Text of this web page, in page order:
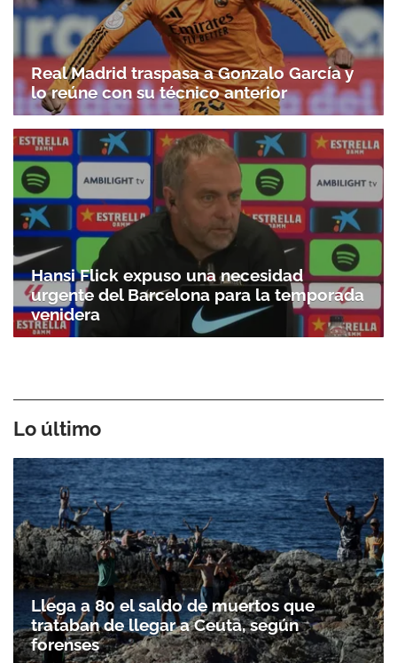
Real Madrid traspasa a Gonzalo García y
lo reúne con su técnico anterior
Hansi Flick expuso una necesidad
urgente del Barcelona para la temporada
venidera
Lo último
Llega a 80 el saldo de muertos que
trataban de llegar a Ceuta, según
forenses